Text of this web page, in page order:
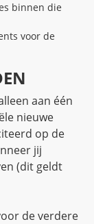
binnen die
voor de
aan één
nieuwe
op de
jij
(dit geldt
de verdere